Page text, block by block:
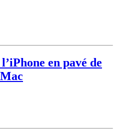
en pavé de